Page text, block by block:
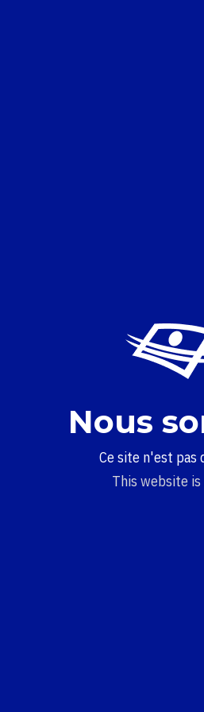
Nous
Ce site n'est pas
This website is